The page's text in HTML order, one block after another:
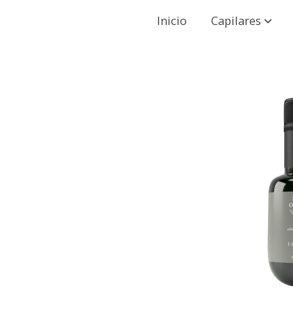
Inicio Capilares